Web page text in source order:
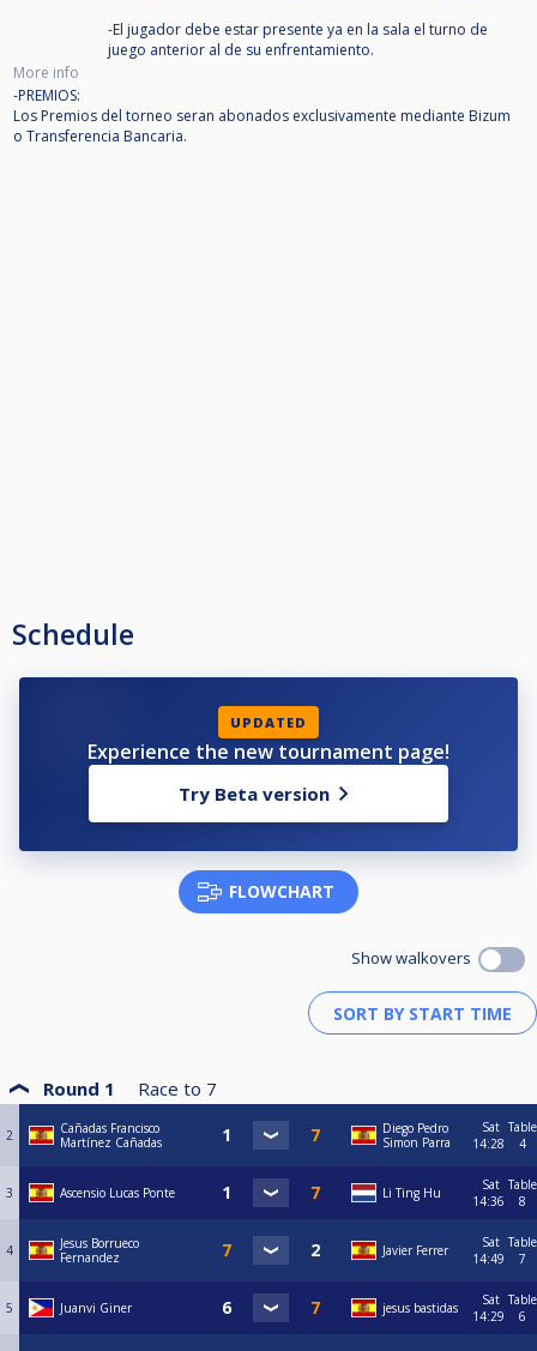
-El jugador debe estar presente ya en la sala el turno de
juego anterior al de su enfrentamiento.
More info
-PREMIOS:
Los Premios del torneo seran abonados exclusivamente mediante Bizum
o Transferencia Bancaria.
Schedule
UPDATED
Experience the new tournament page!
Try Beta version
FLOWCHART
Show walkovers
Round 1 Race to 7
2
Cañadas Francisco
Martínez Cañadas
Diego Pedro
Simon Parra
Sat
14:28
Table
4
3 Ascensio Lucas Ponte Li Ting Hu
Sat
14:36
Table
8
4
Jesus Borrueco
Fernandez
Javier Ferrer
Sat
14:49
Table
7
5 Juanvi Giner jesus bastidas
Sat
14:29
Table
6